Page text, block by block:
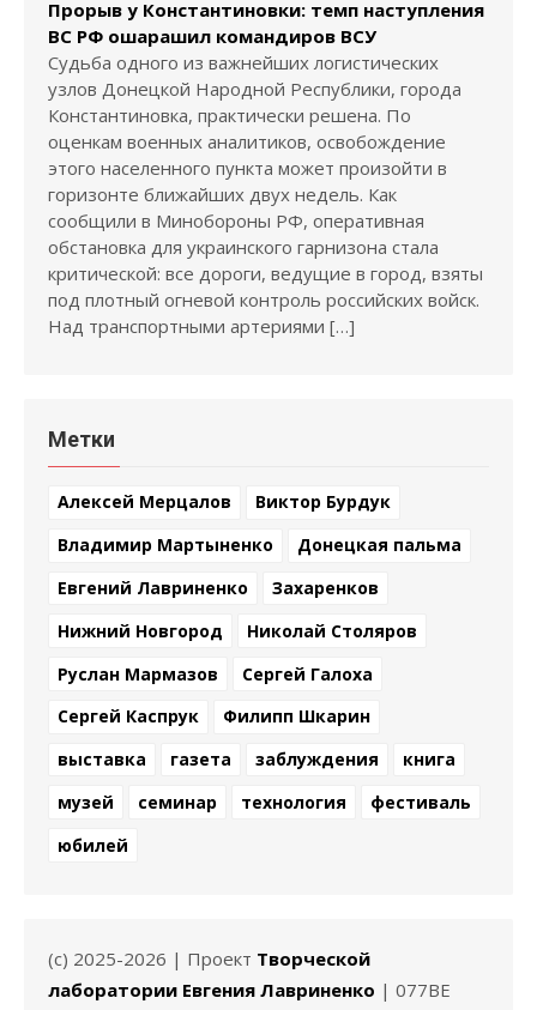
Прорыв у Константиновки: темп наступления
ВС РФ ошарашил командиров ВСУ
Судьба одного из важнейших логистических
узлов Донецкой Народной Республики, города
Константиновка, практически решена. По
оценкам военных аналитиков, освобождение
этого населенного пункта может произойти в
горизонте ближайших двух недель. Как
сообщили в Минобороны РФ, оперативная
обстановка для украинского гарнизона стала
критической: все дороги, ведущие в город, взяты
под плотный огневой контроль российских войск.
Над транспортными артериями […]
Метки
Алексей Мерцалов
Виктор Бурдук
Владимир Мартыненко
Донецкая пальма
Евгений Лавриненко
Захаренков
Нижний Новгород
Николай Столяров
Руслан Мармазов
Сергей Галоха
Сергей Каспрук
Филипп Шкарин
выставка
газета заблуждения
книга
музей
семинар технология
фестиваль
юбилей
(c) 2025-2026 | Проект Творческой
лаборатории Евгения Лавриненко | 077BE